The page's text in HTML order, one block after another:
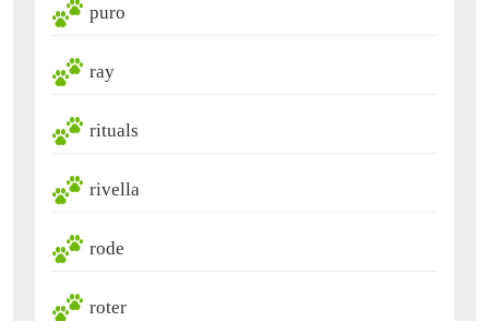
puro
ray
rituals
rivella
rode
roter